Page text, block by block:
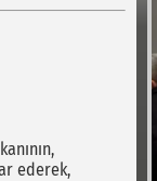
ederek,